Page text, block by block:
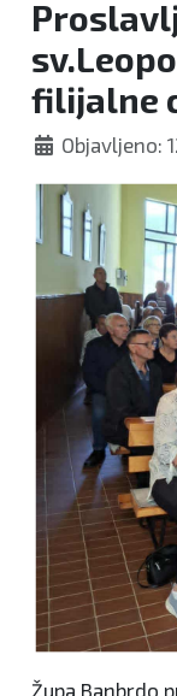
filijalne
Objavljeno:
Župa Banbrdo